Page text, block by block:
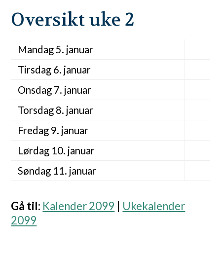
Oversikt uke 2
Mandag 5. januar
Tirsdag 6. januar
Onsdag 7. januar
Torsdag 8. januar
Fredag 9. januar
Lørdag 10. januar
Søndag 11. januar
Gå til: Kalender 2099
Ukekalender
2099